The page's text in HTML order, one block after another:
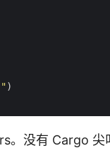
。没有 Cargo 尖